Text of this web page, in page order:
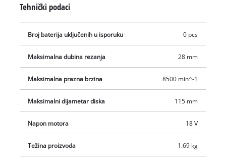
Tehnički podaci
Broj baterija uključenih u isporuku 0 pcs
Maksimalna dubina rezanja 28 mm
Maksimalna prazna brzina 8500 min^-1
Maksimalni dijametar diska 115 mm
Napon motora 18 V
Težina proizvoda 1.69 kg